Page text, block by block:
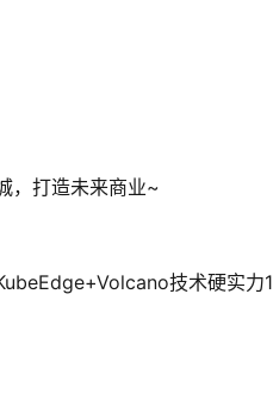
，打造未来商业~
技术硬实力1